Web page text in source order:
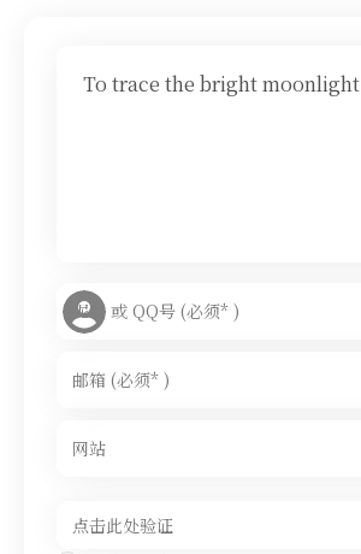
To trace the bright moonlight